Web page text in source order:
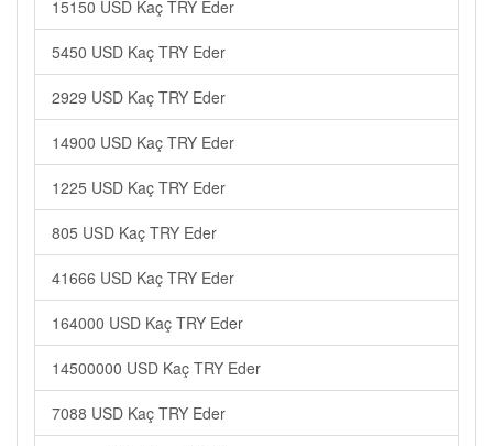
15150 USD Kaç TRY Eder
5450 USD Kaç TRY Eder
2929 USD Kaç TRY Eder
14900 USD Kaç TRY Eder
1225 USD Kaç TRY Eder
805 USD Kaç TRY Eder
41666 USD Kaç TRY Eder
164000 USD Kaç TRY Eder
14500000 USD Kaç TRY Eder
7088 USD Kaç TRY Eder